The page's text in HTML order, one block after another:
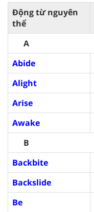
Động từ nguyên
thể
A
Abide
Alight
Arise
Awake
B
Backbite
Backslide
Be